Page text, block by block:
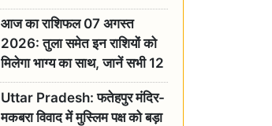
रावण से संबंध? जानिए ज्योतिर्लिंग की
महिमा
आज का राशिफल 07 अगस्त
2026: तुला समेत इन राशियों को
मिलेगा भाग्य का साथ, जानें सभी 12
राशियों का दैनिक भाग्यफल
Uttar Pradesh: फतेहपुर मंदिर-
मकबरा विवाद में मुस्लिम पक्ष को बड़ा